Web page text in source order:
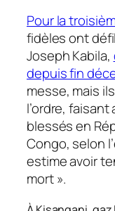
Pour la
fidèles ont
Joseph Kabila,
depuis fin
messe, mais
l’ordre,
blessés en
Congo, selon
estime avoir
mort ».